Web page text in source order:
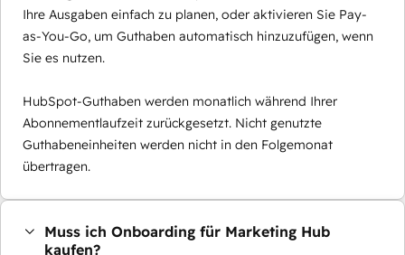
Ihre Ausgaben einfach zu planen, oder aktivieren Sie Pay-
as-You-Go, um Guthaben automatisch hinzuzufügen, wenn
Sie es nutzen.
HubSpot-Guthaben werden monatlich während Ihrer
Abonnementlaufzeit zurückgesetzt. Nicht genutzte
Guthabeneinheiten werden nicht in den Folgemonat
übertragen.
Muss ich Onboarding für Marketing Hub
kaufen?